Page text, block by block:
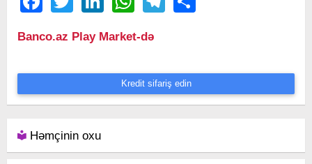
Banco.az Play Market-də
Kredit sifariş edin
Həmçinin oxu